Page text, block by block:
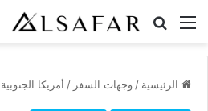
القائمة بحث عن
الرئيسية / وجهات السفر / أمريكا الجنوبية